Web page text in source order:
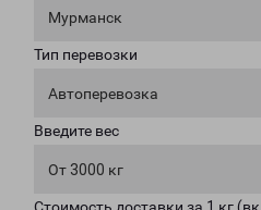
Мурманск
Тип перевозки
Автоперевозка
Введите вес
От 3000 кг